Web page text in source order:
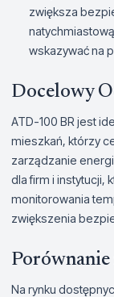
zwiększa
wskazywać na
Docelowy
ATD-100 BR jest
mieszkań, którzy
zarządzanie
dla firm i instytucji,
monitorowania
zwiększenia
Na rynku